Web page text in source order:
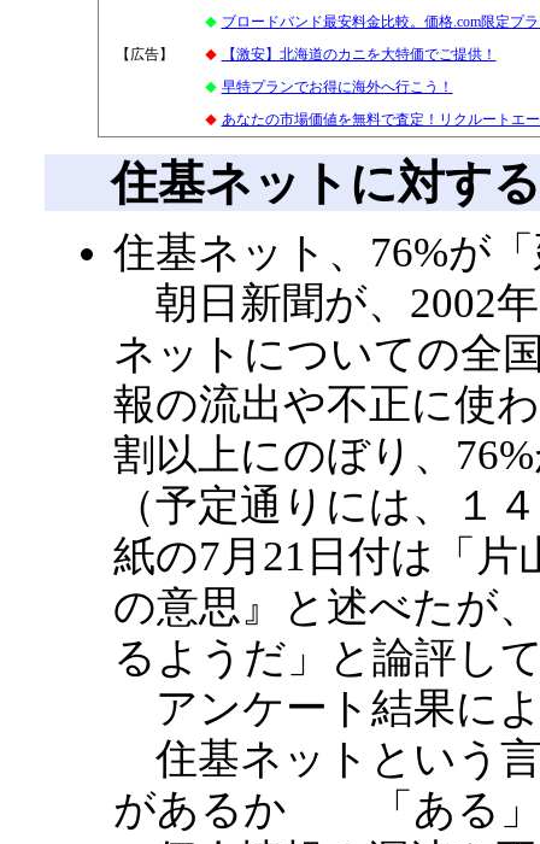
【広告】
◆ ブロードバンド最安料金比較。価格.com限定プ
◆ 【激安】北海道のカニを大特価でご提供！
◆ 早特プランでお得に海外へ行こう！
◆ あなたの市場価値を無料で査定！リクルートエ
住基ネットに対す
住基ネット、76%が
朝日新聞が、2002
ネットについての全
報の流出や不正に使
割以上にのぼり、
（予定通りには、１
紙の7月21日付は「片
の意思』と述べたが
るようだ」と論評し
アンケート結果に
住基ネットという
があるか 「ある